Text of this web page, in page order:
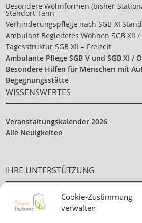
Cookie-Zustimmung
verwalten
Besondere Wohnformen (bisher
Standort Tann
Verhinderungspflege nach SGB XI
Ambulant Begleitetes Wohnen SGB XII
Tagesstruktur SGB XII – Freizeit
Ambulante Pflege SGB V und SGB XI /
Besondere Hilfen für Menschen mit
Begegnungsstätte
WISSENSWERTES
Veranstaltungskalender 2026
Alle Neuigkeiten
IHRE UNTERSTÜTZUNG
Ehrenamt
Ihre Spende